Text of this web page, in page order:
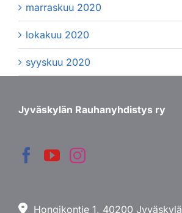
marraskuu 2020
lokakuu 2020
syyskuu 2020
Jyväskylän Rauhanyhdistys ry
Hongikontie 1, 40200 Jyväskylä